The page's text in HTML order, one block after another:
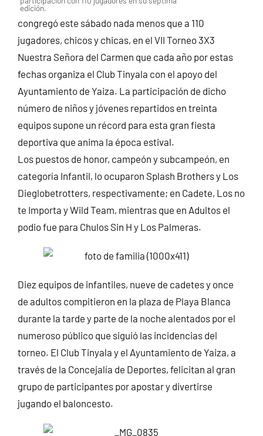
edición.
congregó este sábado nada menos que a 110
jugadores, chicos y chicas, en el VII Torneo 3X3
Nuestra Señora del Carmen que cada año por estas
fechas organiza el Club Tinyala con el apoyo del
Ayuntamiento de Yaiza. La participación de dicho
número de niños y jóvenes repartidos en treinta
equipos supone un récord para esta gran fiesta
deportiva que anima la época estival.
Los puestos de honor, campeón y subcampeón, en
categoría Infantil, lo ocuparon Splash Brothers y Los
Dieglobetrotters, respectivamente; en Cadete, Los no
te Importa y Wild Team, mientras que en Adultos el
podio fue para Chulos Sin H y Los Palmeras.
Diez equipos de infantiles, nueve de cadetes y once
de adultos compitieron en la plaza de Playa Blanca
durante la tarde y parte de la noche alentados por el
numeroso público que siguió las incidencias del
torneo. El Club Tinyala y el Ayuntamiento de Yaiza, a
través de la Concejalía de Deportes, felicitan al gran
grupo de participantes por apostar y divertirse
jugando el baloncesto.